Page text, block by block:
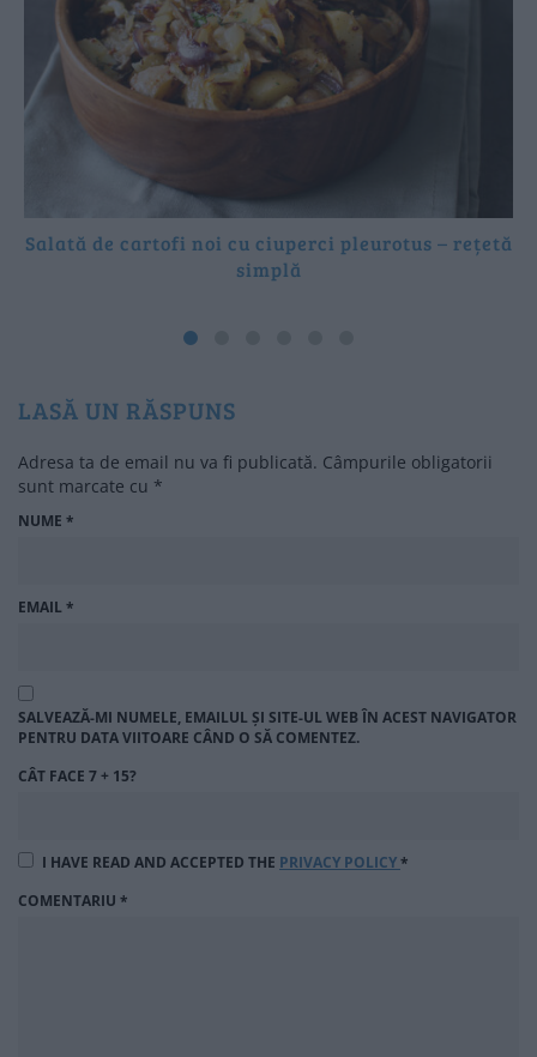
Salată de cartofi noi cu ciuperci pleurotus – rețetă
simplă
LASĂ UN RĂSPUNS
Adresa ta de email nu va fi publicată. Câmpurile obligatorii
sunt marcate cu *
NUME *
EMAIL*
SALVEAZĂ-MI NUMELE, EMAILUL ȘI SITE-UL WEB ÎN ACEST NAVIGATOR
PENTRU DATA VIITOARE CÂND O SĂ COMENTEZ.
CÂT FACE 7 + 15?
I HAVE READ AND ACCEPTED THE PRIVACY POLICY*
COMENTARIU *